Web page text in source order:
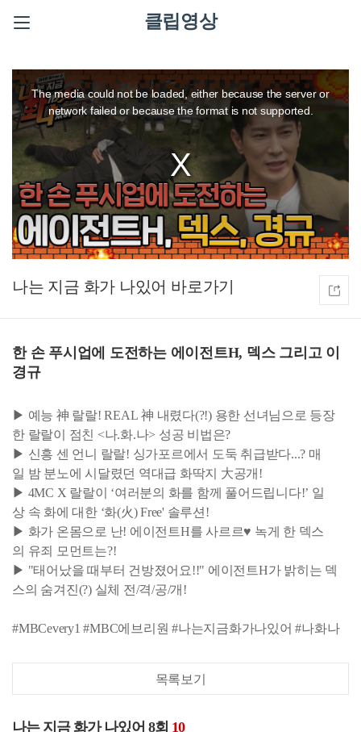
클립영상
This
is
a
modal
window.
The media could not be loaded, either because the server or
network failed or because the format is not supported.
나는 지금 화가 나있어
한 손 푸시업에 도전하는 에이전트H, 덱스 그리고 이
경규
▶ 예능 神 랄랄! REAL 神 내렸다(?!) 용한 선녀님으로 등장
한 랄랄이 점친 <나.화.나> 성공 비법은?
▶ 신흥 센 언니 랄랄! 싱가포르에서 도둑 취급받다...? 매
일 밤 분노에 시달렸던 역대급 화딱지 大공개!
▶ 4MC X 랄랄이 ‘여러분의 화를 함께 풀어드립니다!’ 일
상 속 화에 대한 ‘화(火) Free' 솔루션!
▶ 화가 온몸으로 난! 에이전트H를 사르르♥ 녹게 한 덱스
의 유죄 모먼트는?!
▶ "태어났을 때부터 건방졌어요!!" 에이전트H가 밝히는 덱
스의 숨겨진(?) 실체 전/격/공/개!
#MBCevery1 #MBC에브리원 #나는지금화가나있어 #나화나
목록보기
나는 지금 화가 나있어 8회 10